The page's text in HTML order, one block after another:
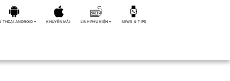
THOẠI ANDROID KHUYẾN MÃI LINH PHỤ KIỆN NEWS & TIPS